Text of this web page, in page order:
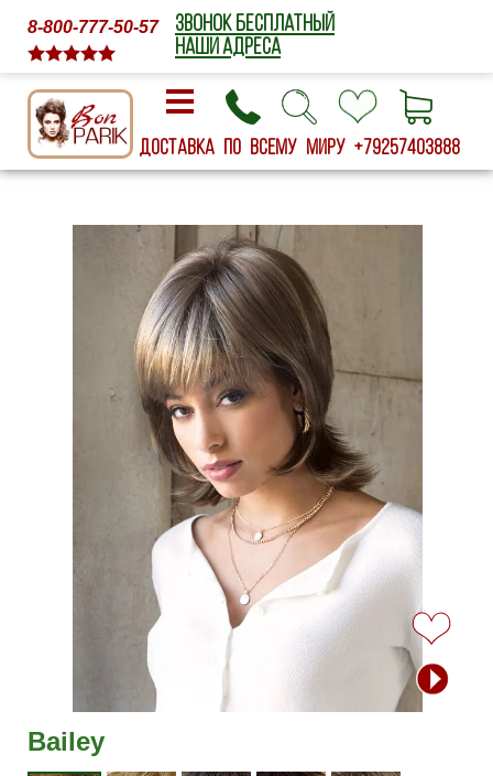
8-800-777-50-57
ЗВОНОК БЕСПЛАТНЫЙ
НАШИ АДРЕСА
Доставка по всему миру +79257403888
Bailey